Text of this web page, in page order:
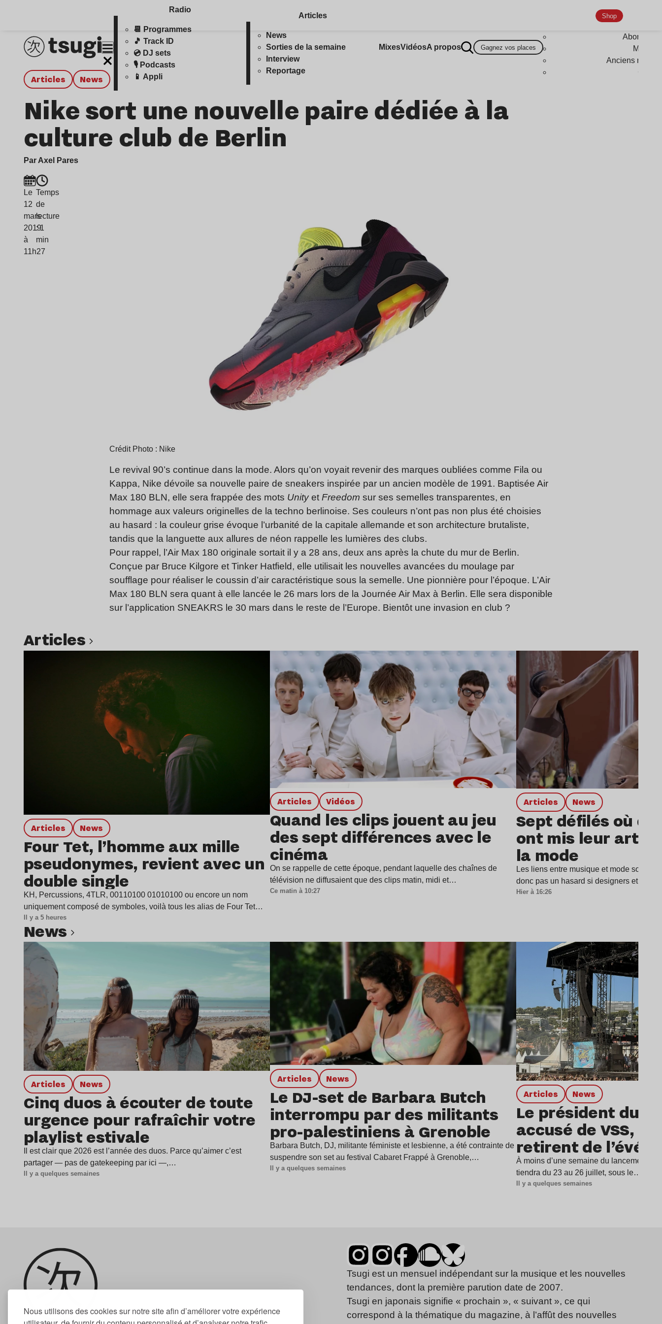
Nous utilisons des cookies sur notre site afin d’améliorer votre expérience
Radio
📆 Programmes
🎵 Track ID
💿 DJ sets
🎙️ Podcasts
📱 Appli
Articles
News
Sorties de la semaine
Interview
Reportage
MixesVidéosA propos Gagnez vos places
Shop
Anciens
Articles news
Nike sort une nouvelle paire dédiée à la
culture club de Berlin
Par Axel Pares
Le
12
mars
2019
à
11h27
Temps
de
lecture
: 1
min
Crédit Photo : Nike
Le revival 90’s continue dans la mode. Alors qu’on voyait revenir des marques oubliées comme Fila ou
Kappa, Nike dévoile sa nouvelle paire de sneakers inspirée par un ancien modèle de 1991. Baptisée Air
Max 180 BLN, elle sera frappée des mots Unityet Freedom sur ses semelles transparentes, en
hommage aux valeurs originelles de la techno berlinoise. Ses couleurs n’ont pas non plus été choisies
au hasard : la couleur grise évoque l’urbanité de la capitale allemande et son architecture brutaliste,
tandis que la languette aux allures de néon rappelle les lumières des clubs.
Pour rappel, l’Air Max 180 originale sortait il y a 28 ans, deux ans après la chute du mur de Berlin.
Conçue par Bruce Kilgore et Tinker Hatfield, elle utilisait les nouvelles avancées du moulage par
soufflage pour réaliser le coussin d’air caractéristique sous la semelle. Une pionnière pour l’époque. L’Air
Max 180 BLN sera quant à elle lancée le 26 mars lors de la Journée Air Max à Berlin. Elle sera disponible
sur l’application SNEAKRS le 30 mars dans le reste de l’Europe. Bientôt une invasion en club ?
Articles
Articles news
Four Tet, l’homme aux mille
pseudonymes, revient avec un
double single
KH, Percussions, 4TLR, 00110100 01010100 ou encore un nom
uniquement composé de symboles, voilà tous les alias de Four Tet…
Il y a 5 heures
Articles Vidéos
Quand les clips jouent au jeu
des sept différences avec le
cinéma
On se rappelle de cette époque, pendant laquelle des chaînes de
télévision ne diffusaient que des clips matin, midi et…
Ce matin à 10:27
Articles news
Sept défilés où
ont mis leur art
la mode
Les liens entre musique et mode sont
donc pas un hasard si designers et
Hier à 16:26
Lire l’article Lire l’article
news
Articles news
Cinq duos à écouter de toute
urgence pour rafraîchir votre
playlist estivale
Il est clair que 2026 est l’année des duos. Parce qu’aimer c’est
partager — pas de gatekeeping par ici —,…
Il y a quelques semaines
Articles news
Le DJ-set de Barbara Butch
interrompu par des militants
pro-palestiniens à Grenoble
Barbara Butch, DJ, militante féministe et lesbienne, a été contrainte de
suspendre son set au festival Cabaret Frappé à Grenoble,…
Il y a quelques semaines
Articles news
Le président du
accusé de VSS,
retirent de
À moins d’une semaine du lancement
tiendra du 23 au 26 juillet, sous le…
Il y a quelques semaines
Lire l’article Lire l’article
Tsugi est un mensuel indépendant sur la musique et les nouvelles
tendances, dont la première parution date de 2007.
Tsugi en japonais signifie « prochain », « suivant », ce qui
correspond à la thématique du magazine, à l’affût des nouvelles